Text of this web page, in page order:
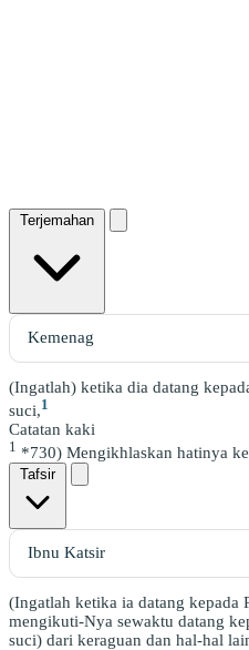
Terjemahan
(Ingatlah) ketika dia datang
suci,1
Catatan kaki
1 *730) Mengikhlaskan hatinya
Tafsir
(Ingatlah ketika ia datang kepada
mengikuti-Nya sewaktu datang
suci) dari keraguan dan hal-hal